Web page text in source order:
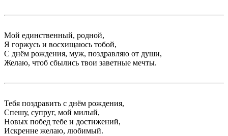
Мой единственный, родной,
Я горжусь и восхищаюсь тобой,
С днём рождения, муж, поздравляю от души,
Желаю, чтоб сбылись твои заветные мечты.
Тебя поздравить с днём рождения,
Спешу, супруг, мой милый,
Новых побед тебе и достижений,
Искренне желаю, любимый.